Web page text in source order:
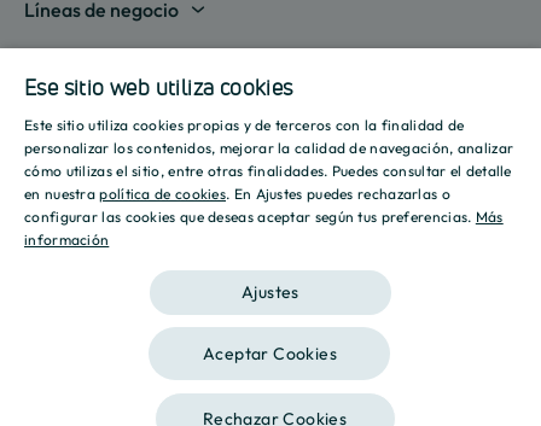
Valencia
Sevilla
Islas Baleares
Mostrar todas
Destino Culmia
Sala de prensa
Informes
Iniciativas
Culmia Challenges
Culmia Fest
Trabaja con nosotros
Líneas de negocio
Vivienda Alquiler
Gestión de Suelo
Actualidad
Culmia es noticia
Tendencias
Estilo de vida
Sostenibilidad
Recursos
Guías
Calculadora Hipotecaria
Calculadora Energética
Política de privacidad Política de Cookies
2026 Culmia • Todos los derechos reservados
Este sitio está registrado en wpml.org
como sitio de desarrollo. Cambia a una
SPANISH
ENGLISH
Ese sitio web utiliza cookies
Este sitio utiliza cookies propias y de terceros con la finalidad de
personalizar los contenidos, mejorar la calidad de navegación, analizar
cómo utilizas el sitio, entre otras finalidades. Puedes consultar el detalle
en nuestrapolítica de cookies. En Ajustes puedes rechazarlas o
configurar las cookies que deseas aceptar según tus preferencias. Más
información
Ajustes
Aceptar Cookies
Rechazar Cookies